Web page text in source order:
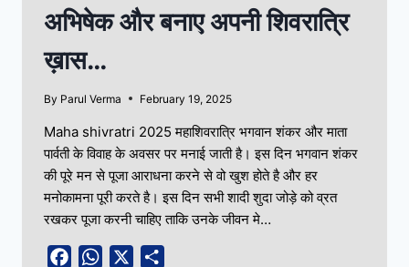
अभिषेक और बनाए अपनी शिवरात्रि
ख़ास…
By Parul Verma February 19, 2025
Maha shivratri 2025 महाशिवरात्रि भगवान शंकर और माता
पार्वती के विवाह के अवसर पर मनाई जाती है। इस दिन भगवान शंकर
की पूरे मन से पूजा आराधना करने से वो खुश होते है और हर
मनोकामना पूरी करते है। इस दिन सभी शादी शुदा जोड़े को व्रत
रखकर पूजा करनी चाहिए ताकि उनके जीवन मे…
FacebookWhatsApp